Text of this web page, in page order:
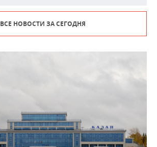
ВСЕ НОВОСТИ ЗА СЕГОДНЯ